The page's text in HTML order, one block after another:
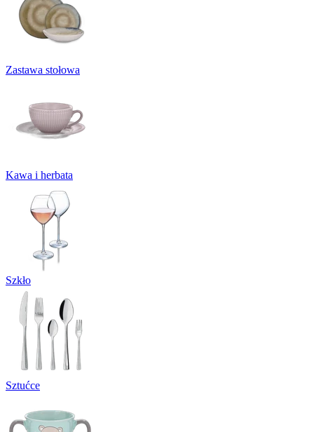
Zastawa stołowa
Kawa i herbata
Szkło
Sztućce